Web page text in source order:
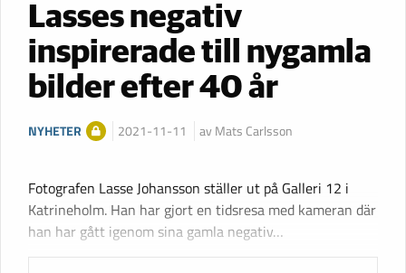
Lasses negativ
inspirerade till nygamla
bilder efter 40 år
NYHETER 2021-11-11 av Mats Carlsson
Fotografen Lasse Johansson ställer ut på Galleri 12 i
Katrineholm. Han har gjort en tidsresa med kameran där
han har gått igenom sina gamla negativ…